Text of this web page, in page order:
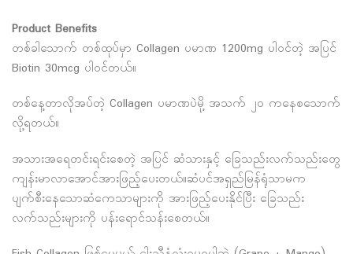
Product Benefits
တစ်ခါသောက် တစ်ထုပ်မှာ Collagen ပမာဏ 1200mg ပါဝင်တဲ့ အပြင်
Biotin 30mcg ပါဝင်တယ်။
တစ်နေ့တာလိုအပ်တဲ့ Collagen ပမာဏပဲမို့ အသက် ၂၀ ကနေစသောက်
လို့ရတယ်။
အသားအရေတင်းရင်းစေတဲ့ အပြင် ဆံသားနှင့် ခြေသည်းလက်သည်းတွေ
ကျန်းမာလာအောင်အားဖြည့်ပေးတယ်။ဆံပင်အရှည်မြန်ရုံသာမက
ပျက်စီးနေသောဆံကေသာများကို အားဖြည့်ပေးနိုင်ပြီး ခြေသည်း
လက်သည်းများကို ပန်းရောင်သန်းစေတယ်။